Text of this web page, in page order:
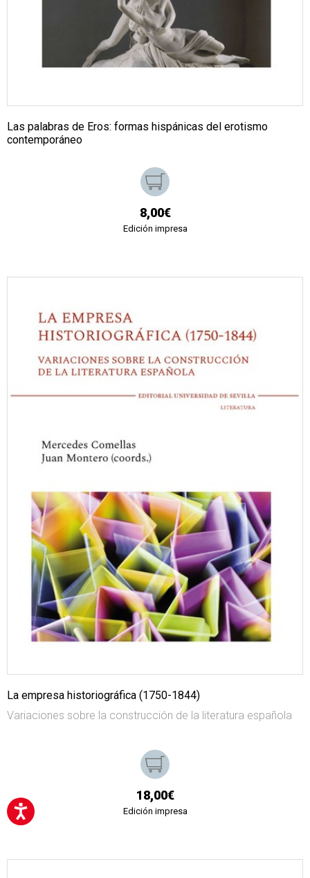
Las palabras de Eros: formas hispánicas del erotismo
contemporáneo
8,00€
Edición impresa
La empresa historiográfica (1750-1844)
Variaciones sobre la construcción de la literatura española
18,00€
Edición impresa